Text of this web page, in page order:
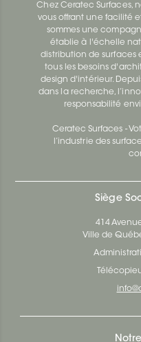
Chez Ceratec Surfaces,
vous offrant une facilité
sommes une
établie à l'échelle
distribution de surfaces
tous les besoins
design d'intérieur.
dans la recherche,
responsabilité
Ceratec Surfaces -
l’industrie des
Siège
414
Ville de